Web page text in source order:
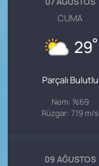
CUMA
29°
Parçalı Bulutlu
Nem: %69
Rüzgar: 7.19 m/s
09 AĞUSTOS